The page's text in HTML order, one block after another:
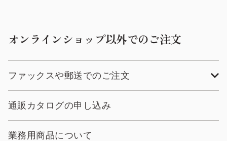
オンラインショップ以外でのご注文
ファックスや郵送でのご注文
通販カタログの申し込み
業務用商品について